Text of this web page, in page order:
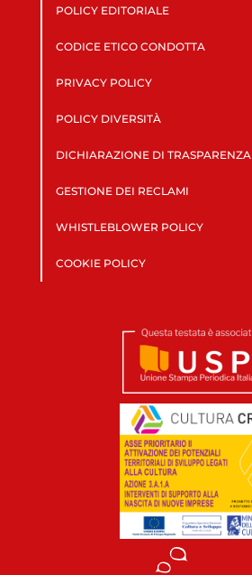
POLICY EDITORIALE
CODICE ETICO CONDOTTA
PRIVACY POLICY
POLICY DIVERSITÀ
DICHIARAZIONE DI TRASPARENZA
GESTIONE DEI RECLAMI
WHISTLEBLOWER POLICY
COOKIE POLICY